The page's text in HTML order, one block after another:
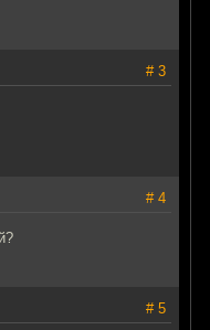
# 3
# 4
# 5